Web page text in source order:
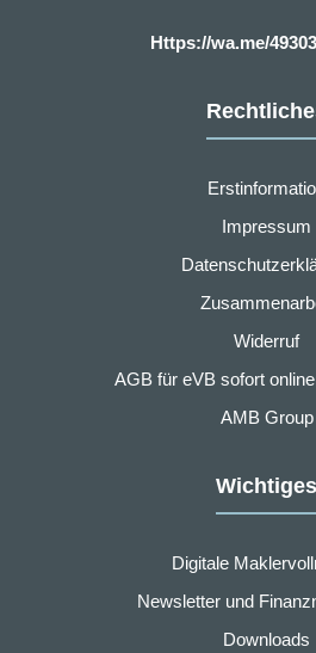
Https://wa.me/
Impressum
Widerruf
AGB für eVB sofort
AMB Group
Wichtiges
Digitale
Newsletter und
Downloads